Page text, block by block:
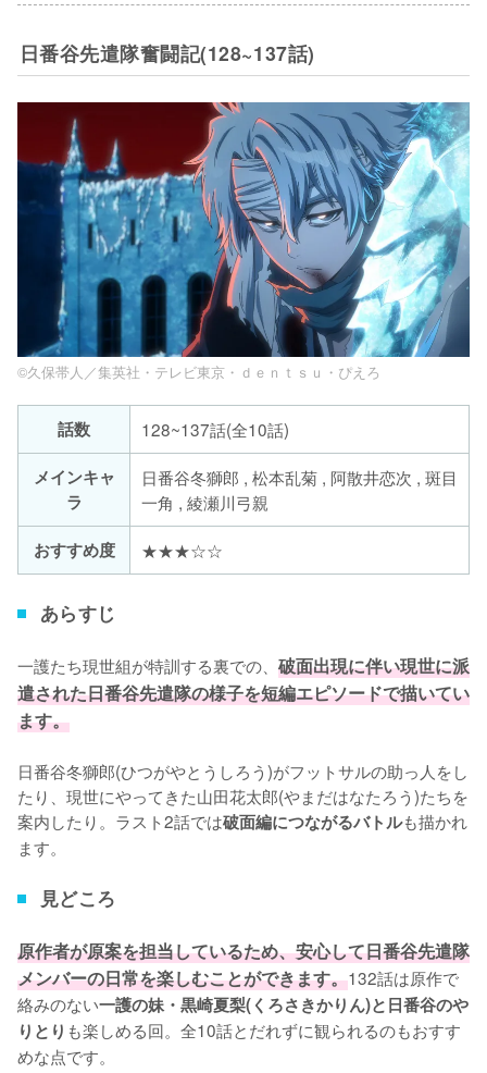
日番谷先遣隊奮闘記(128~137話)
©久保帯人／集英社・テレビ東京・ｄｅｎｔｓｕ・ぴえろ
話数
128~137話(全10話)
メインキャ
ラ
日番谷冬獅郎 , 松本乱菊 , 阿散井恋次 , 斑目
一角 , 綾瀬川弓親
おすすめ度
★★★☆☆
あらすじ
一護たち現世組が特訓する裏での、 破面出現に伴い現世に派
遣された日番谷先遣隊の様子を短編エピソードで描いてい
ます。
日番谷冬獅郎(ひつがやとうしろう)がフットサルの助っ人をし
たり、現世にやってきた山田花太郎(やまだはなたろう)たちを
案内したり。ラスト2話では破面編につながるバトルも描かれ
ます。
見どころ
原作者が原案を担当しているため、安心して日番谷先遣隊
メンバーの日常を楽しむことができます。132話は原作で
絡みのない一護の妹・黒崎夏梨(くろさきかりん)と日番谷のや
りとり も楽しめる回。全10話とだれずに観られるのもおすす
めな点です。